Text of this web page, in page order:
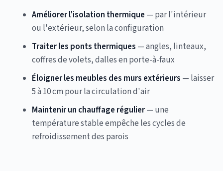
Améliorer l'isolation thermique — par l'intérieur
ou l'extérieur, selon la configuration
Traiter les ponts thermiques — angles, linteaux,
coffres de volets, dalles en porte-à-faux
Éloigner les meubles des murs extérieurs — laisser
5 à 10 cm pour la circulation d'air
Maintenir un chauffage régulier— une
température stable empêche les cycles de
refroidissement des parois